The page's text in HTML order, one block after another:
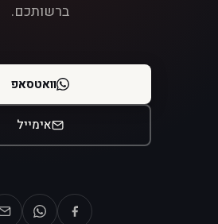
ברשותכם.
וואטסאפ
אימייל